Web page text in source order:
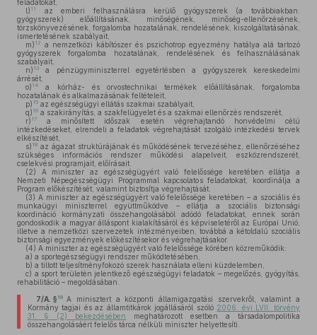
feladatokat,
l) 11
az emberi felhasználásra kerülő gyógyszerek (a továbbiakban:
gyógyszerek) előállításának, minőségének, minőség-ellenőrzésének,
törzskönyvezésének, forgalomba hozatalának, rendelésének, kiszolgáltatásának,
ismertetésének szabályait,
m) 12
a nemzetközi kábítószer és pszichotrop egyezmény hatálya alá tartozó
gyógyszerek forgalomba hozatalának, rendelésének és felhasználásának
szabályait,
n) 13
a pénzügyminiszterrel egyetértésben a gyógyszerek kereskedelmi
árrését,
o) 14
a kórház- és orvostechnikai termékek előállításának, forgalomba
hozatalának és alkalmazásának feltételeit,
p) 15 az egészségügyi ellátás szakmai szabályait,
q) 16 a szakirányítás, a szakfelügyelet és a szakmai ellenőrzés rendszerét,
r) 17
a minősített időszak esetén végrehajtandó honvédelmi célú
intézkedéseket, elrendeli a feladatok végrehajtását szolgáló intézkedési tervek
elkészítését,
s) 18 az ágazat struktúrájának és működésének tervezéséhez, ellenőrzéséhez
szükséges információs rendszer működési alapelveit, eszközrendszerét,
cselekvési programjait, előírásait.
(2) A miniszter az egészségügyért való felelőssége keretében ellátja a
Nemzeti Népegészségügyi Programmal kapcsolatos feladatokat, koordinálja a
Program előkészítését, valamint biztosítja végrehajtását.
(3) A miniszter az egészségügyért való felelőssége keretében – a szociális és
munkaügyi miniszterrel együttműködve – ellátja a szociális biztonsági
koordináció kormányzati összehangolásából adódó feladatokat, ennek során
gondoskodik a magyar álláspont kialakításáról és képviseletéről az Európai Unió,
illetve a nemzetközi szervezetek intézményeiben, továbbá a kétoldalú szociális
biztonsági egyezmények előkészítésekor és végrehajtásakor.
(4) A miniszter az egészségügyért való felelőssége körében közreműködik:
a) a sportegészségügyi rendszer működtetésében,
b) a tiltott teljesítményfokozó szerek használata elleni küzdelemben,
c) a sport területén jelentkező egészségügyi feladatok – megelőzés, gyógyítás,
rehabilitáció – megoldásában.
7/A. § 19
A minisztert a központi államigazgatási szervekről, valamint a
Kormány tagjai és az államtitkárok jogállásáról szóló 2006. évi LVII. törvény
31. § (2) bekezdésében
meghatározott esetben a társadalompolitika
összehangolásáért felelős tárca nélküli miniszter helyettesíti.